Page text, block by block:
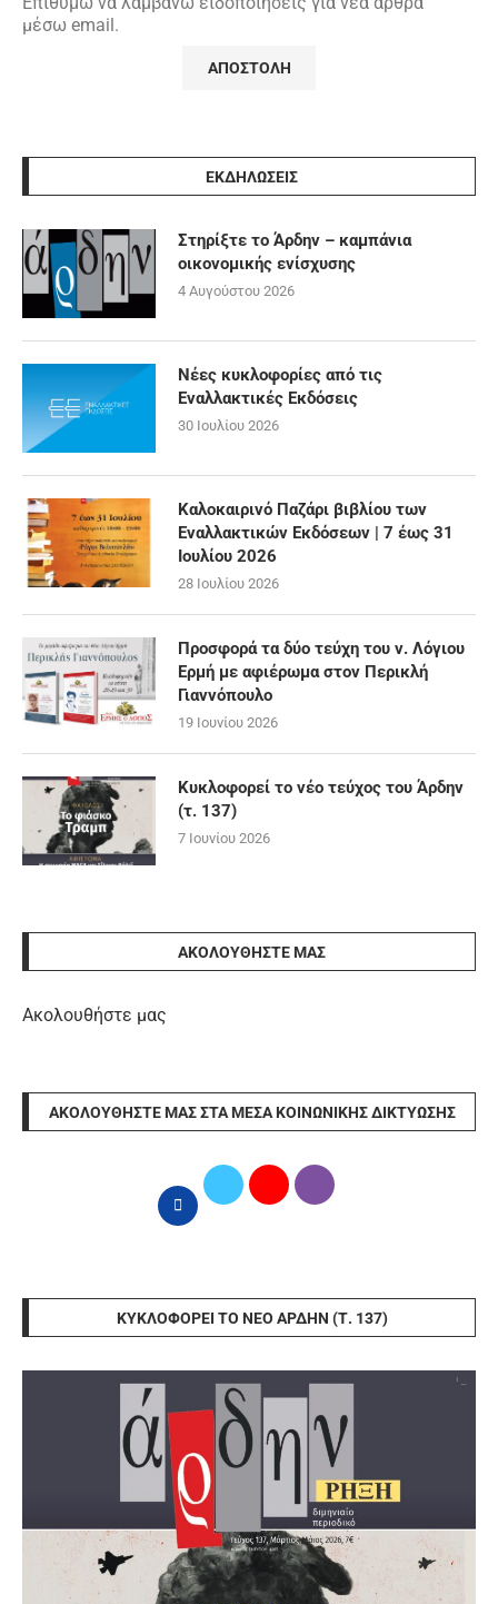
μέσω email.
ΕΚΔΗΛΩΣΕΙΣ
Στηρίξτε το Άρδην – καμπάνια
οικονομικής ενίσχυσης
4 Αυγούστου 2026
Νέες κυκλοφορίες από τις
Εναλλακτικές Εκδόσεις
30 Ιουλίου 2026
Καλοκαιρινό Παζάρι βιβλίου των
Εναλλακτικών Εκδόσεων | 7 έως 31
Ιουλίου 2026
28 Ιουλίου 2026
Προσφορά τα δύο τεύχη του ν. Λόγιου
Ερμή με αφιέρωμα στον Περικλή
Γιαννόπουλο
19 Ιουνίου 2026
Κυκλοφορεί το νέο τεύχος του Άρδην
(τ. 137)
7 Ιουνίου 2026
ΑΚΟΛΟΥΘΉΣΤΕ ΜΑΣ
Ακολουθήστε μας
ΑΚΟΛΟΥΘΉΣΤΕ ΜΑΣ ΣΤΑ ΜΈΣΑ ΚΟΙΝΩΝΙΚΉΣ ΔΙΚΤΎΩΣΗΣ
ΚΥΚΛΟΦΟΡΕΊ ΤΟ ΝΈΟ ΆΡΔΗΝ (Τ. 137)